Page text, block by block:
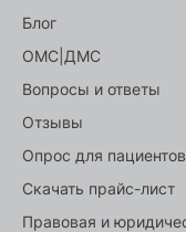
Блог
ОМС|ДМС
Вопросы и ответы
Отзывы
Опрос для пациентов
Скачать прайс-лист
Правовая и